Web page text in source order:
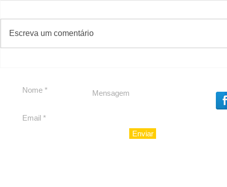
Escreva um comentário
#Sugestões
Enviar